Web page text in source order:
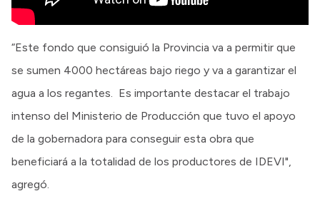
“Este fondo que consiguió la Provincia va a permitir que
se sumen 4000 hectáreas bajo riego y va a garantizar el
agua a los regantes. Es importante destacar el trabajo
intenso del Ministerio de Producción que tuvo el apoyo
de la gobernadora para conseguir esta obra que
beneficiará a la totalidad de los productores de IDEVI",
agregó.